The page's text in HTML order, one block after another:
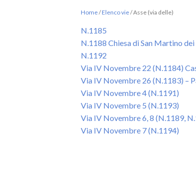
Home/Elenco vie/Asse (via delle)
N.1185
N.1188 Chiesa di San Martino
N.1192
Via IV Novembre 22 (N.1184)
Via IV Novembre 26 (N.1183) –
Via IV Novembre 4 (N.1191)
Via IV Novembre 5 (N.1193)
Via IV Novembre 6, 8 (N.1189,
Via IV Novembre 7 (N.1194)